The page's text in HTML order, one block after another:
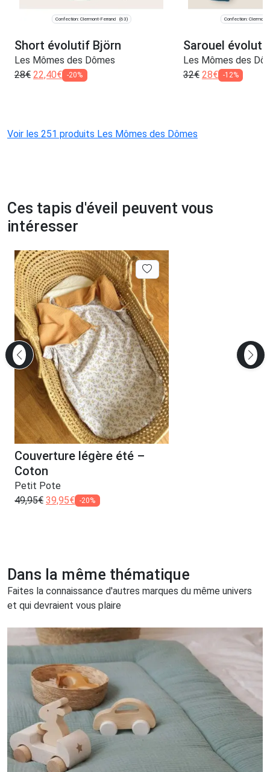
Confection: Clermont-Ferrand (63)
Short évolutif Björn
Les Mômes des Dômes
28€ 22,40€ -20%
Confection: Clermont-
Sarouel
Les Mômes des
32€ 28€ -12%
Voir les 251 produits Les Mômes des Dômes
Ces tapis d'éveil peuvent vous
intéresser
Couverture légère été –
Coton
Petit Pote
49,95€ 39,95€ -20%
Dans la même thématique
Faites la connaissance d'autres marques du même univers
et qui devraient vous plaire